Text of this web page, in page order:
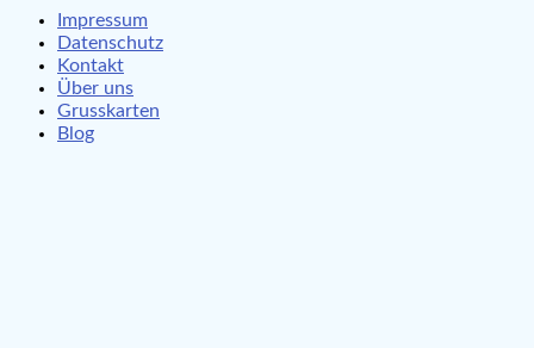
Impressum
Datenschutz
Kontakt
Über uns
Grusskarten
Blog